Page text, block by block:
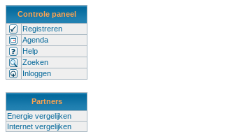
Controle paneel
Registreren
Agenda
Help
Zoeken
Inloggen
Partners
Energie vergelijken
Internet vergelijken